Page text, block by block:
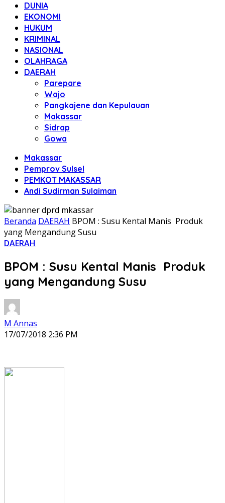
DUNIA
EKONOMI
HUKUM
KRIMINAL
NASIONAL
OLAHRAGA
DAERAH
Parepare
Wajo
Pangkajene dan Kepulauan
Makassar
Sidrap
Gowa
Makassar
Pemprov Sulsel
PEMKOT MAKASSAR
Andi Sudirman Sulaiman
Beranda DAERAH BPOM : Susu Kental Manis Produk
yang Mengandung Susu
DAERAH
BPOM : Susu Kental Manis Produk
yang Mengandung Susu
M Annas
17/07/2018 2:36 PM